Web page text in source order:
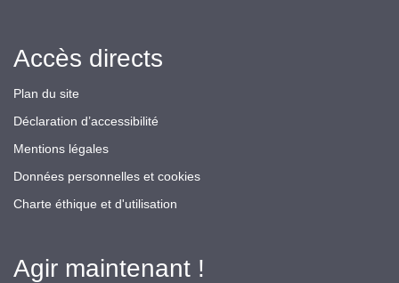
Accès directs
Plan du site
Déclaration d’accessibilité
Mentions légales
Données personnelles et cookies
Charte éthique et d'utilisation
Agir maintenant !